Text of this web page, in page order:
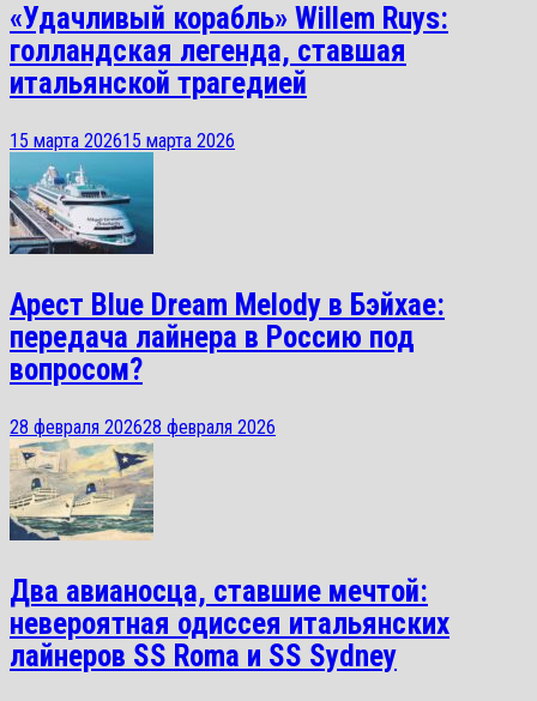
«Удачливый корабль» Willem Ruys:
голландская легенда, ставшая
итальянской трагедией
15 марта 202615 марта 2026
Арест Blue Dream Melody в Бэйхае:
передача лайнера в Россию под
вопросом?
28 февраля 202628 февраля 2026
Два авианосца, ставшие мечтой:
невероятная одиссея итальянских
лайнеров SS Roma и SS Sydney